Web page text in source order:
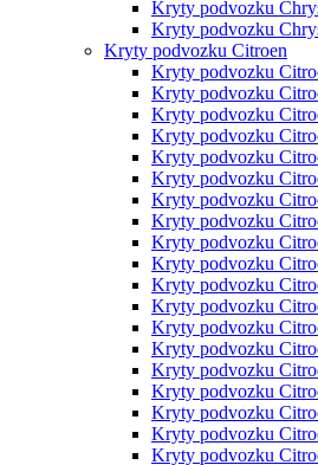
Kryty podvozku
Kryty podvozku
Kryty podvozku Citroen
Kryty podvozku
Kryty podvozku
Kryty podvozku
Kryty podvozku
Kryty podvozku
Kryty podvozku
Kryty podvozku
Kryty podvozku
Kryty podvozku
Kryty podvozku
Kryty podvozku
Kryty podvozku
Kryty podvozku
Kryty podvozku
Kryty podvozku
Kryty podvozku
Kryty podvozku
Kryty podvozku
Kryty podvozku